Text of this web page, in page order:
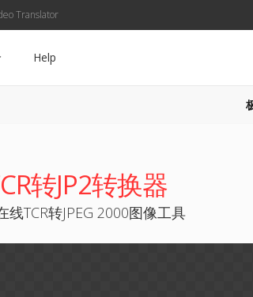
Translator
Help
转JP2转换器
线TCR转JPEG 2000图像工具